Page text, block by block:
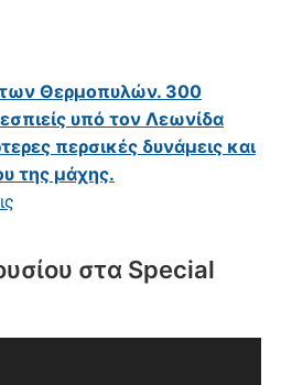
Θερμοπυλών. 300
υπό τον Λεωνίδα
περσικές δυνάμεις και
της μάχης.
στα Special